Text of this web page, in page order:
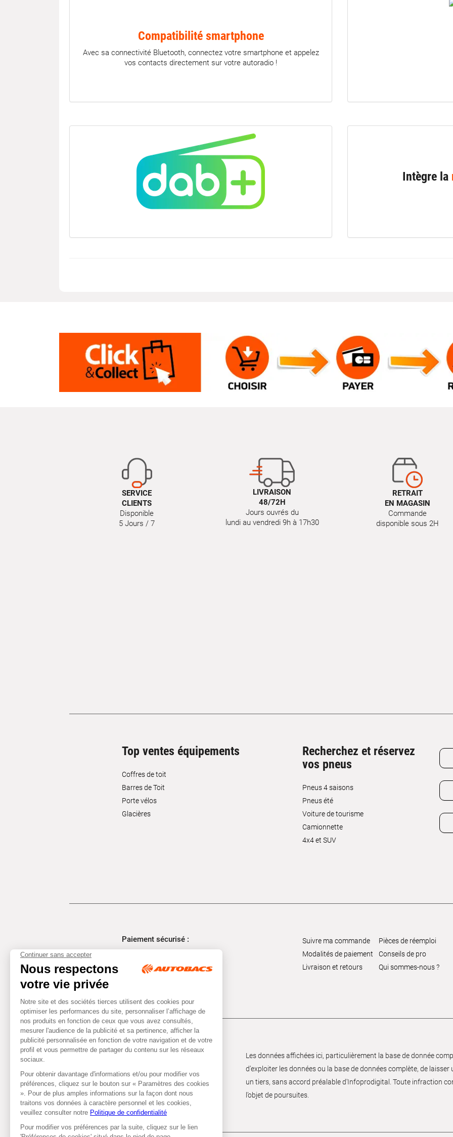
Compatibilité smartphone
Avec sa connectivité Bluetooth, connectez votre smartphone et appelez
vos contacts directement sur votre autoradio !
Intègre la
SERVICE
CLIENTS
Disponible
5 Jours / 7
LIVRAISON
48/72H
Jours ouvrés du
lundi au vendredi 9h à 17h30
RETRAIT
EN MAGASIN
Commande
disponible sous 2H
Top ventes équipements
Coffres de toit
Barres de Toit
Porte vélos
Glacières
Recherchez et réservez
vos pneus
Pneus 4 saisons
Pneus été
Voiture de tourisme
Camionnette
4x4 et SUV
Paiement sécurisé :
Suivre ma commande
Modalités de paiement
Livraison et retours
Pièces de réemploi
Conseils de pro
Qui sommes-nous ?
Les données affichées ici, particulièrement la base de donnée
d’exploiter les données ou la base de données complète, de
un tiers, sans accord préalable d'Infoprodigital. Toute infraction
l’objet de poursuites.